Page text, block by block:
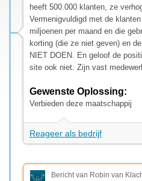
heeft 500.000 klanten, ze
Vermenigvuldigd met de
miljoenen per maand en die
korting (die ze niet geven) en
NIET DOEN. En geloof de
site ook niet. Zijn vast
Gewenste Oplossing:
Verbieden deze maatschappij
Reageer als bedrijf
Bericht van Robin van